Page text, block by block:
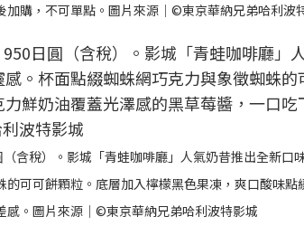
購，不可單點。圖片來源｜©東京華納兄弟哈利波
含稅）。影城「青蛙咖啡廳」人氣奶昔推出全新
的可可餅顆粒。底層加入檸檬黑色果凍，爽口酸味
感。圖片來源｜©東京華納兄弟哈利波特影城